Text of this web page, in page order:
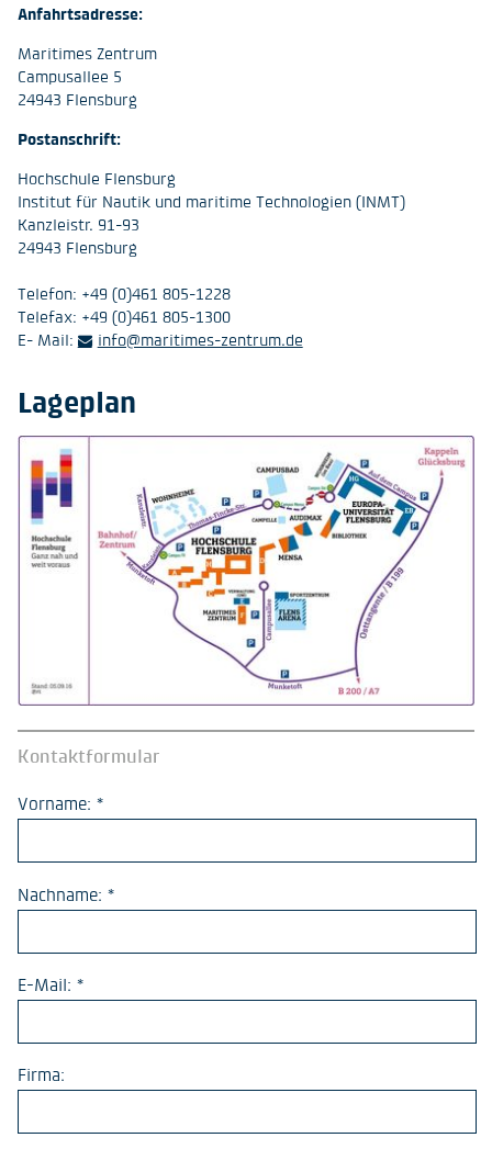
Anfahrtsadresse:
Maritimes Zentrum
Campusallee 5
24943 Flensburg
Postanschrift:
Hochschule Flensburg
Institut für Nautik und maritime Technologien (INMT)
Kanzleistr. 91-93
24943 Flensburg
Telefon: +49 (0)461 805-1228
Telefax: +49 (0)461 805-1300
E- Mail:
info@maritimes-zentrum.de
Lageplan
Kontaktformular
Vorname: *
Nachname: *
E-Mail: *
Firma: